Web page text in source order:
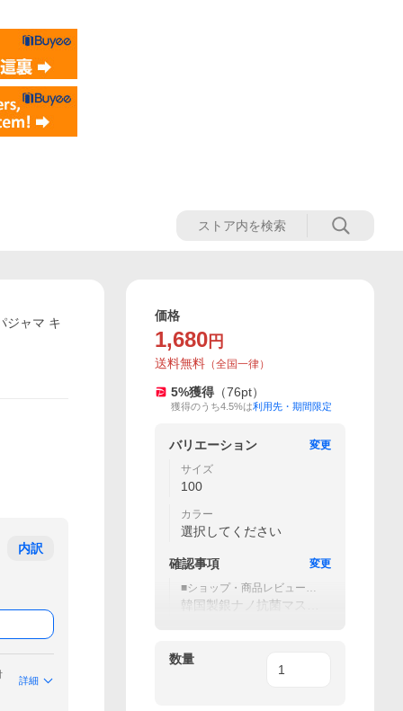
ジャマ キ
内訳
詳細
価格
1,680 円
送料無料 （全国一律）
5%獲得 （76pt）
獲得のうち4.5%は利用先・期間限定
バリエーション
変更
サイズ
100
カラー
選択してください
確認事項
変更
■ショップ・商品レビュー両
方書いて
韓国製銀ナノ抗菌マスク
数量